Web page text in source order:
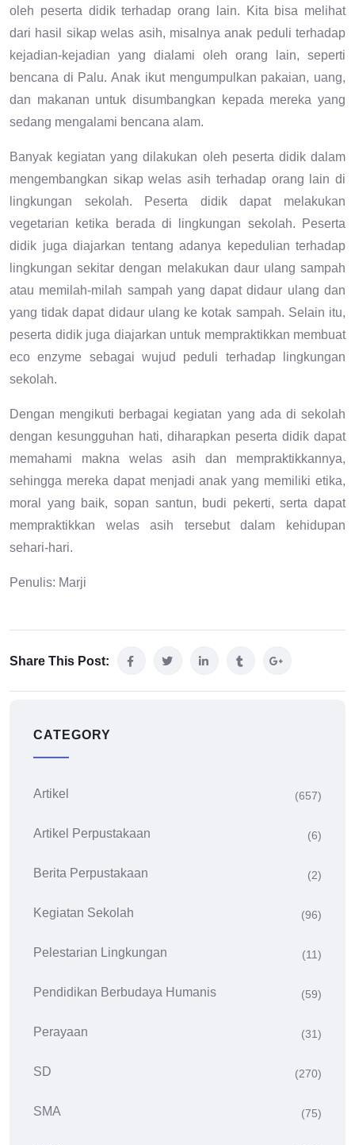
oleh peserta didik terhadap orang lain. Kita bisa melihat
dari hasil sikap welas asih, misalnya anak peduli terhadap
kejadian-kejadian yang dialami oleh orang lain, seperti
bencana di Palu. Anak ikut mengumpulkan pakaian, uang,
dan makanan untuk disumbangkan kepada mereka yang
sedang mengalami bencana alam.
Banyak kegiatan yang dilakukan oleh peserta didik dalam
mengembangkan sikap welas asih terhadap orang lain di
lingkungan sekolah. Peserta didik dapat melakukan
vegetarian ketika berada di lingkungan sekolah. Peserta
didik juga diajarkan tentang adanya kepedulian terhadap
lingkungan sekitar dengan melakukan daur ulang sampah
atau memilah-milah sampah yang dapat didaur ulang dan
yang tidak dapat didaur ulang ke kotak sampah. Selain itu,
peserta didik juga diajarkan untuk mempraktikkan membuat
eco enzyme sebagai wujud peduli terhadap lingkungan
sekolah.
Dengan mengikuti berbagai kegiatan yang ada di sekolah
dengan kesungguhan hati, diharapkan peserta didik dapat
memahami makna welas asih dan mempraktikkannya,
sehingga mereka dapat menjadi anak yang memiliki etika,
moral yang baik, sopan santun, budi pekerti, serta dapat
mempraktikkan welas asih tersebut dalam kehidupan
sehari-hari.
Penulis: Marji
Share This Post:
CATEGORY
Artikel (657)
Artikel Perpustakaan (6)
Berita Perpustakaan (2)
Kegiatan Sekolah (96)
Pelestarian Lingkungan (11)
Pendidikan Berbudaya Humanis (59)
Perayaan (31)
SD (270)
SMA (75)